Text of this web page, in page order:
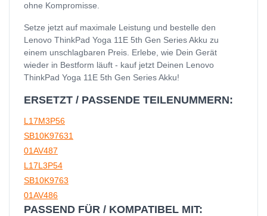
ohne Kompromisse.
Setze jetzt auf maximale Leistung und bestelle den
Lenovo ThinkPad Yoga 11E 5th Gen Series Akku zu
einem unschlagbaren Preis. Erlebe, wie Dein Gerät
wieder in Bestform läuft - kauf jetzt Deinen Lenovo
ThinkPad Yoga 11E 5th Gen Series Akku!
ERSETZT / PASSENDE TEILENUMMERN:
L17M3P56
SB10K97631
01AV487
L17L3P54
SB10K9763
01AV486
PASSEND FÜR / KOMPATIBEL MIT: